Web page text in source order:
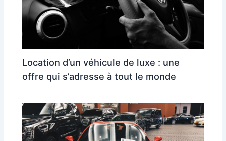
Location d’un véhicule de luxe : une
offre qui s’adresse à tout le monde